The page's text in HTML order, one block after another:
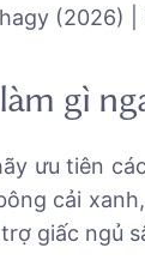
(2026) |
gì
ưu tiên
cải
giấc ngủ